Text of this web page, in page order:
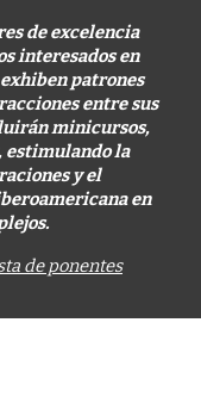
de excelencia
interesados en
patrones
entre sus
minicursos,
estimulando la
y el
en
de ponentes